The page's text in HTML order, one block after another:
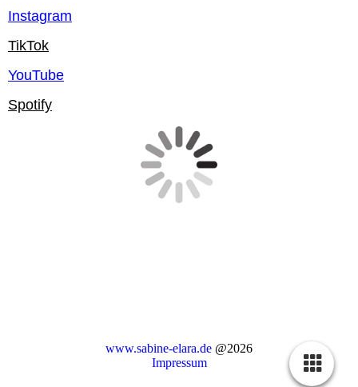
Instagram
TikTok
YouTube
Spotify
Diese Webseite verwendet Cookies, um Besuchern ein optimales
Nutzererlebnis zu bieten. Bestimmte Inhalte von Drittanbietern werden